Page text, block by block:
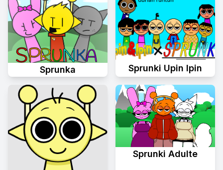
Sprunka Sprunki Upin Ipin
Sprunki Adulte